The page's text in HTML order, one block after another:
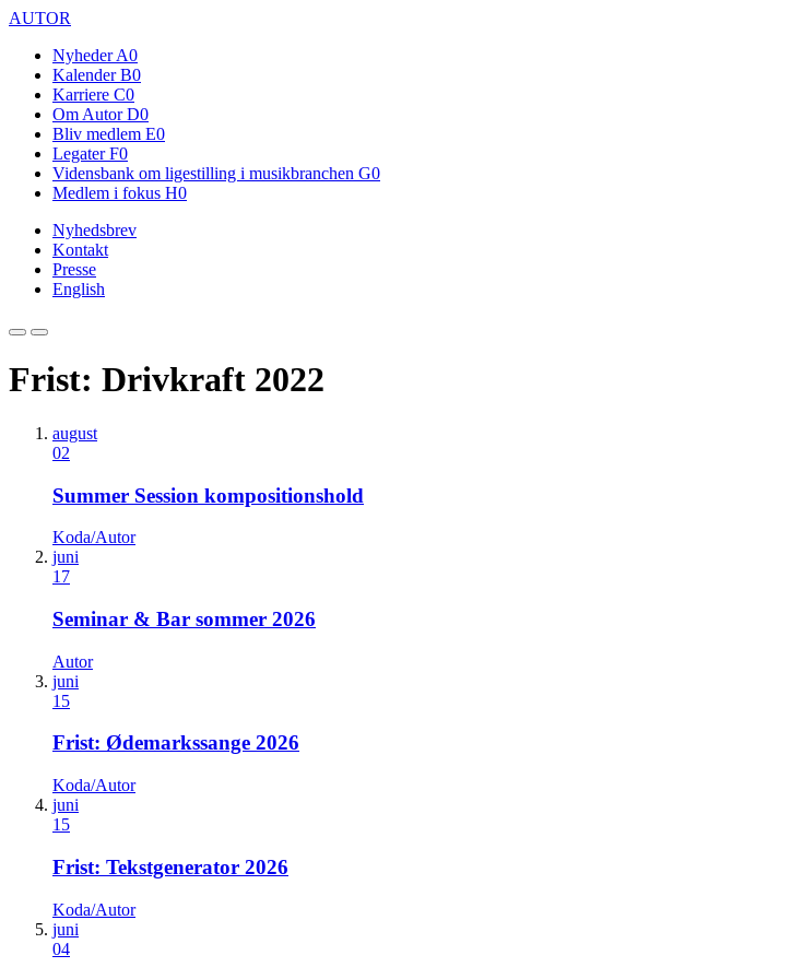
AUTOR
Nyheder A0
Kalender B0
Karriere C0
Om Autor D0
Bliv medlem E0
Legater F0
Vidensbank om ligestilling i musikbranchen G0
Medlem i fokus H0
Nyhedsbrev
Kontakt
Presse
English
Frist: Drivkraft 2022
august
02
Summer Session kompositionshold
Koda/Autor
juni
17
Seminar & Bar sommer 2026
Autor
juni
15
Frist: Ødemarkssange 2026
Koda/Autor
juni
15
Frist: Tekstgenerator 2026
Koda/Autor
juni
04